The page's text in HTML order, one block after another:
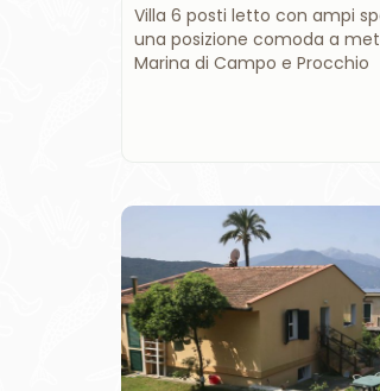
Villa 6 posti letto con ampi
una posizione comoda a
Marina di Campo e Procchio